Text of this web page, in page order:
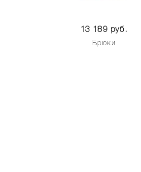
13 189 руб.
Брюки